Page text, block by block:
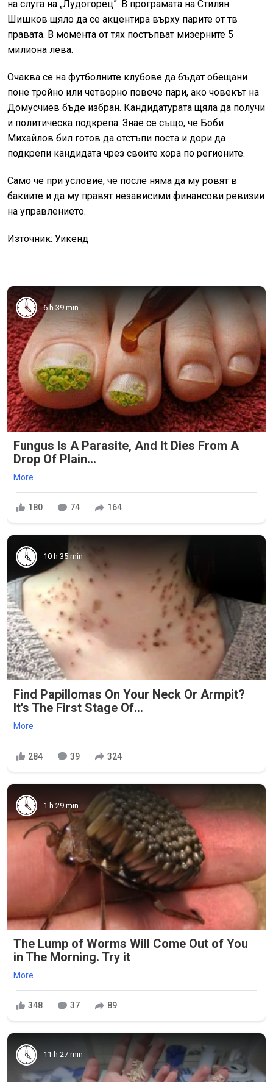
на слуга на „Лудогорец”. В програмата на Стилян
Шишков щяло да се акцентира върху парите от тв
правата. В момента от тях постъпват мизерните 5
милиона лева.
Очаква се на футболните клубове да бъдат обещани
поне тройно или четворно повече пари, ако човекът на
Домусчиев бъде избран. Кандидатурата щяла да получи
и политическа подкрепа. Знае се също, че Боби
Михайлов бил готов да отстъпи поста и дори да
подкрепи кандидата чрез своите хора по регионите.
Само че при условие, че после няма да му ровят в
бакиите и да му правят независими финансови ревизии
на управлението.
Източник: Уикенд
6 h 39 min
Fungus Is A Parasite, And It Dies From A
Drop Of Plain...
More
180 74 164
10 h 35 min
Find Papillomas On Your Neck Or Armpit?
It's The First Stage Of...
More
284 39 324
1 h 29 min
The Lump of Worms Will Come Out of You
in The Morning. Try it
More
348 37 89
11 h 27 min